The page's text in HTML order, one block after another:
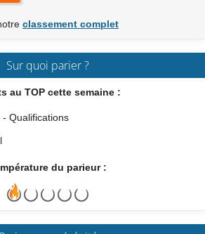
classement complet
Sur quoi parier ?
au TOP cette semaine :
Qualifications
du parieur :